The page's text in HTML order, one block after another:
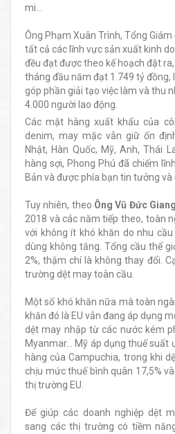
mi...
Ông Phạm Xuân Trình, Tổng
tất cả các lĩnh vực sản xuất kinh
đều đạt được theo kế hoạch đặt
tháng đầu năm đạt 1.749 tỷ đồng,
góp phần giải tạo việc làm và thu
4.000 người lao động.
Các mặt hàng xuất khẩu của
denim, may mặc vẫn giữ ổn
Nhật, Hàn Quốc, Mỹ, Anh, Thái
hàng sợi, Phong Phú đã chiếm
Bản và được phía bạn tin tưởng và
Tuy nhiên, theo Ông Vũ Đức Giang
2018 và các năm tiếp theo, toàn
với không ít khó khăn do nhu
dùng không tăng. Tổng cầu thế
2%, thậm chí là không thay đổi.
trường dệt may toàn cầu.
Một số khó khăn nữa mà toàn
khăn đó là EU vẫn đang áp dụng
dệt may nhập từ các nước kém
Myanmar… Mỹ áp dụng thuế suất
hàng của Campuchia, trong khi
chịu mức thuế bình quân 17,5%
thị trường EU.
Để giúp các doanh nghiệp dệt
sang các thị trường có tiềm